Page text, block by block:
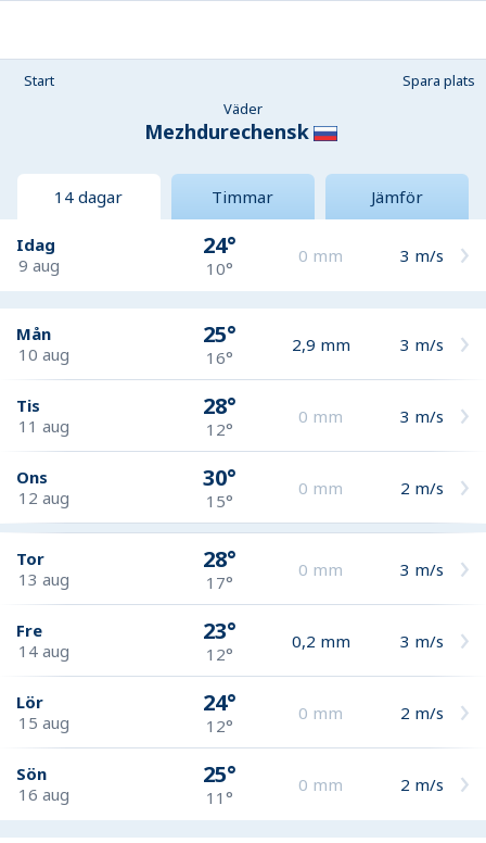
Start
Spara plats
Väder
Mezhdurechensk
14 dagar Timmar Jämför
Idag
9 aug
24°
10°
0 mm 3 m/s
Mån
10 aug
25°
16°
2,9 mm 3 m/s
Tis
11 aug
28°
12°
0 mm 3 m/s
Ons
12 aug
30°
15°
0 mm 2 m/s
Tor
13 aug
28°
17°
0 mm 3 m/s
Fre
14 aug
23°
12°
0,2 mm 3 m/s
Lör
15 aug
24°
12°
0 mm 2 m/s
Sön
16 aug
25°
11°
0 mm 2 m/s